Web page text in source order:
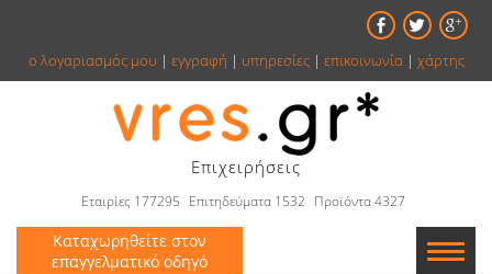
ο λογαριασμός μου | εγγραφή | υπηρεσίες| επικοινωνία| χάρτης
Επιχειρήσεις
Εταιρίες 177295 Επιτηδεύματα 1532 Προϊόντα 4327
Καταχωρηθείτε στον
επαγγελματικό οδηγό